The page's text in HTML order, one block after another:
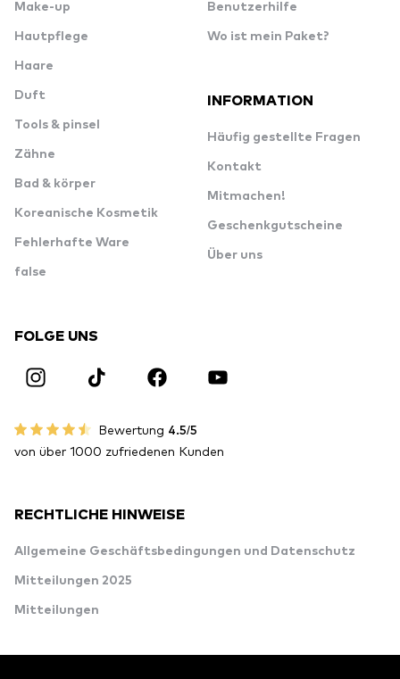
Make-up
Hautpflege
Haare
Duft
Tools & pinsel
Zähne
Bad & körper
Koreanische Kosmetik
Fehlerhafte Ware
false
Benutzerhilfe
Wo ist mein Paket?
INFORMATION
Häufig gestellte Fragen
Kontakt
Mitmachen!
Geschenkgutscheine
Über uns
FOLGE UNS
Bewertung 4.5/5
von über 1000 zufriedenen Kunden
RECHTLICHE HINWEISE
Allgemeine Geschäftsbedingungen und Datenschutz
Mitteilungen 2025
Mitteilungen